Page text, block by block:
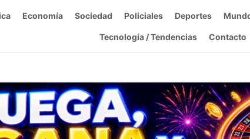
Economía Sociedad Policiales Deportes
Tecnología / Tendencias Contacto